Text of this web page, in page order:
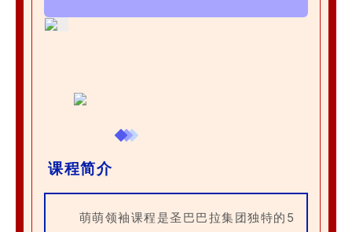
课程简介
萌萌领袖课程是圣巴巴拉集团独特的5